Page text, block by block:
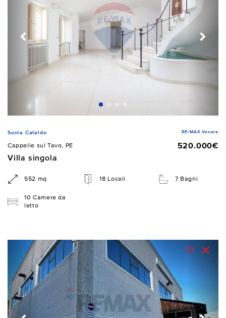
Sonia Cataldo RE/MAX Venere
Cappelle sul Tavo, PE
520.000€
Villa singola
552 mq 18 Locali 7 Bagni
10 Camere da
letto